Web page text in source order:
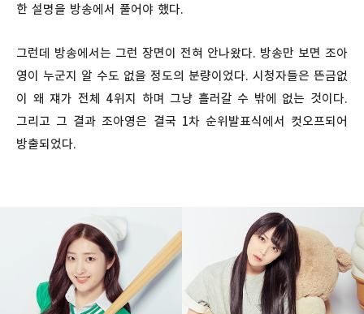
한 설명을 방송에서 풀어야 했다.
그런데 방송에서는 그런 장면이 전혀 안나왔다. 방송만 보면 조아
영이 누군지 알 수도 없을 정도의 분량이었다. 시청자들은 뜬금없
이 왜 쟤가 전체 4위지 하며 그냥 흘러갈 수 밖에 없는 것이다.
그리고 그 결과 조아영은 결국 1차 순위발표식에서 컷오프되어
방출되었다.